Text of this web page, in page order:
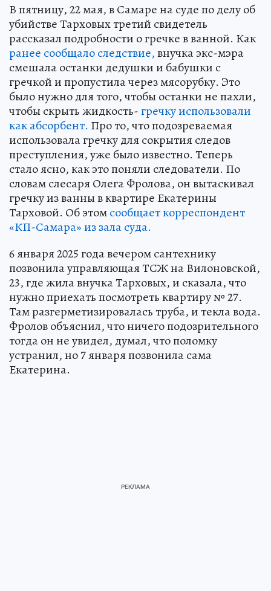
В пятницу, 22 мая, в Самаре на суде по делу об
убийстве Тарховых третий свидетель
рассказал подробности о гречке в ванной. Как
ранее сообщало следствие,внучка экс-мэра
смешала останки дедушки и бабушки с
гречкой и пропустила через мясорубку. Это
было нужно для того, чтобы останки не пахли,
чтобы скрыть жидкость-гречку использовали
как абсорбент. Про то, что подозреваемая
использовала гречку для сокрытия следов
преступления, уже было известно. Теперь
стало ясно, как это поняли следователи. По
словам слесаря Олега Фролова, он вытаскивал
гречку из ванны в квартире Екатерины
Тарховой. Об этомсообщает корреспондент
«КП-Самара» из зала суда.
6 января 2025 года вечером сантехнику
позвонила управляющая ТСЖ на Вилоновской,
23, где жила внучка Тарховых, и сказала, что
нужно приехать посмотреть квартиру № 27.
Там разгерметизировалась труба, и текла вода.
Фролов объяснил, что ничего подозрительного
тогда он не увидел, думал, что поломку
устранил, но 7 января позвонила сама
Екатерина.